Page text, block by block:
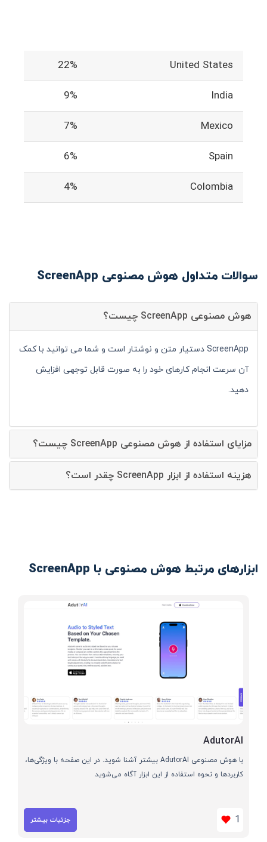
United States
22%
India
9%
Mexico
7%
Spain
6%
Colombia
4%
سوالات متداول هوش مصنوعی ScreenApp
هوش مصنوعی ScreenApp چیست؟
ScreenApp دستیار متن و نوشتار است و شما می توانید با کمک
آن سرعت انجام کارهای خود را به صورت قابل توجهی افزایش
دهید.
مزایای استفاده از هوش مصنوعی ScreenApp چیست؟
هزینه استفاده از ابزار ScreenApp چقدر است؟
ابزارهای مرتبط هوش مصنوعی با ScreenApp
AdutorAI
با هوش مصنوعی AdutorAI بیشتر آشنا شوید. در این صفحه با ویژگی‌ها،
کاربردها و نحوه استفاده از این ابزار آگاه می‌شوید
1 جزئیات بیشتر